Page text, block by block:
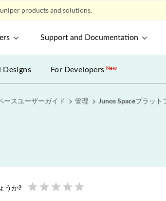
products and solutions.
Support and Documentation
Designs For DevelopersNew
ースユーザーガイド 管理 Junos Spaceプラッ
うか? star star star star star